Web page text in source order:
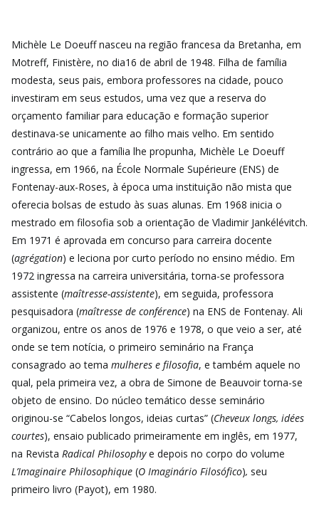
Michèle Le Doeuff nasceu na região francesa da Bretanha, em
Motreff, Finistère, no dia16 de abril de 1948. Filha de família
modesta, seus pais, embora professores na cidade, pouco
investiram em seus estudos, uma vez que a reserva do
orçamento familiar para educação e formação superior
destinava-se unicamente ao filho mais velho. Em sentido
contrário ao que a família lhe propunha, Michèle Le Doeuff
ingressa, em 1966, na École Normale Supérieure (ENS) de
Fontenay-aux-Roses, à época uma instituição não mista que
oferecia bolsas de estudo às suas alunas. Em 1968 inicia o
mestrado em filosofia sob a orientação de Vladimir Jankélévitch.
Em 1971 é aprovada em concurso para carreira docente
(agrégation) e leciona por curto período no ensino médio. Em
1972 ingressa na carreira universitária, torna-se professora
assistente (maîtresse-assistente), em seguida, professora
pesquisadora (maîtresse de conférence) na ENS de Fontenay. Ali
organizou, entre os anos de 1976 e 1978, o que veio a ser, até
onde se tem notícia, o primeiro seminário na França
consagrado ao tema mulheres e filosofia, e também aquele no
qual, pela primeira vez, a obra de Simone de Beauvoir torna-se
objeto de ensino. Do núcleo temático desse seminário
originou-se “Cabelos longos, ideias curtas” (Cheveux longs, idées
courtes), ensaio publicado primeiramente em inglês, em 1977,
na Revista Radical Philosophye depois no corpo do volume
L’Imaginaire Philosophique (O Imaginário Filosófico), seu
primeiro livro (Payot), em 1980.